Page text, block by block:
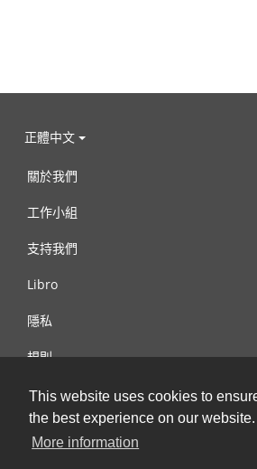
This website uses cookies to
the best experience on our website.
More information
正體中文
關於我們
工作小組
支持我們
Libro
隱私
規則
連絡我們